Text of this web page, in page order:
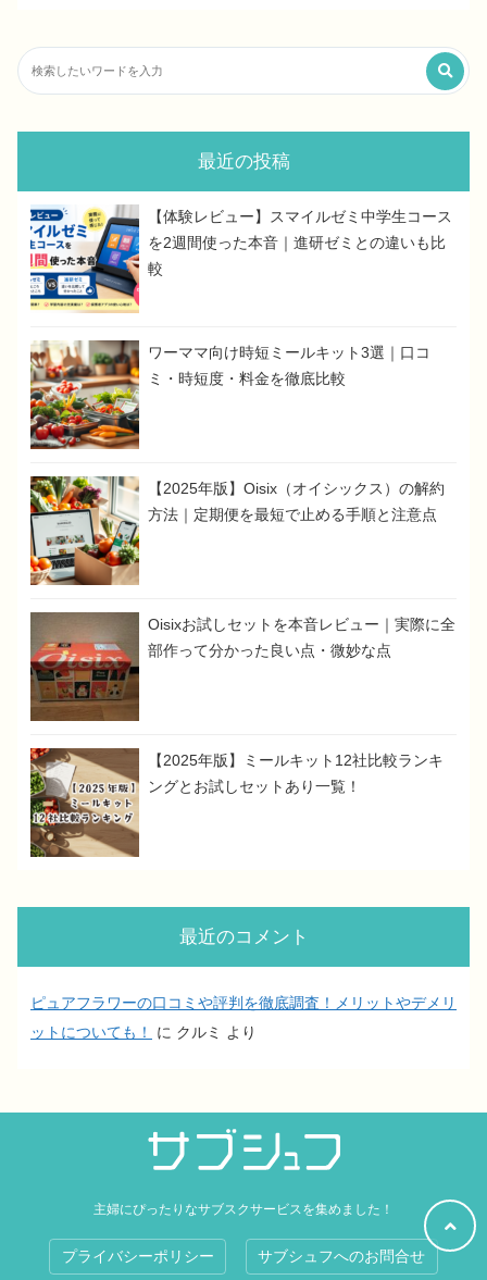
最近の投稿
【体験レビュー】スマイルゼミ中学生コース
を2週間使った本音｜進研ゼミとの違いも比
較
ワーママ向け時短ミールキット3選｜口コ
ミ・時短度・料金を徹底比較
【2025年版】Oisix（オイシックス）の解約
方法｜定期便を最短で止める手順と注意点
Oisixお試しセットを本音レビュー｜実際に全
部作って分かった良い点・微妙な点
【2025年版】ミールキット12社比較ランキ
ングとお試しセットあり一覧！
最近のコメント
ピュアフラワーの口コミや評判を徹底調査！メリットやデメリ
ットについても！
に クルミ より
主婦にぴったりなサブスクサービスを集めました！
プライバシーポリシー サブシュフへのお問合せ